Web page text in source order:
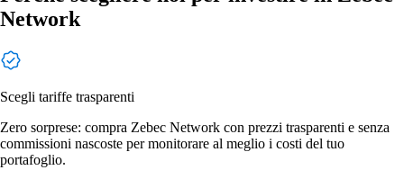
Network
Scegli tariffe trasparenti
Zero sorprese: compra Zebec Network con prezzi trasparenti e senza
commissioni nascoste per monitorare al meglio i costi del tuo
portafoglio.